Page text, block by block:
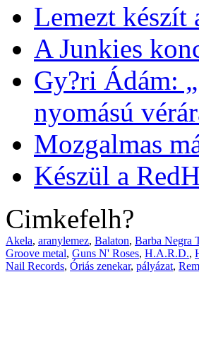
Lemezt készít
A Junkies
Gy?ri Ádám:
nyomású
Mozgalmas
Készül a
Cimkefelh?
Akela, aranylemez, Balaton, Barba Negra
Groove metal, Guns N' Roses, H.A.R.D.,
Nail Records, Óriás zenekar, pályázat,